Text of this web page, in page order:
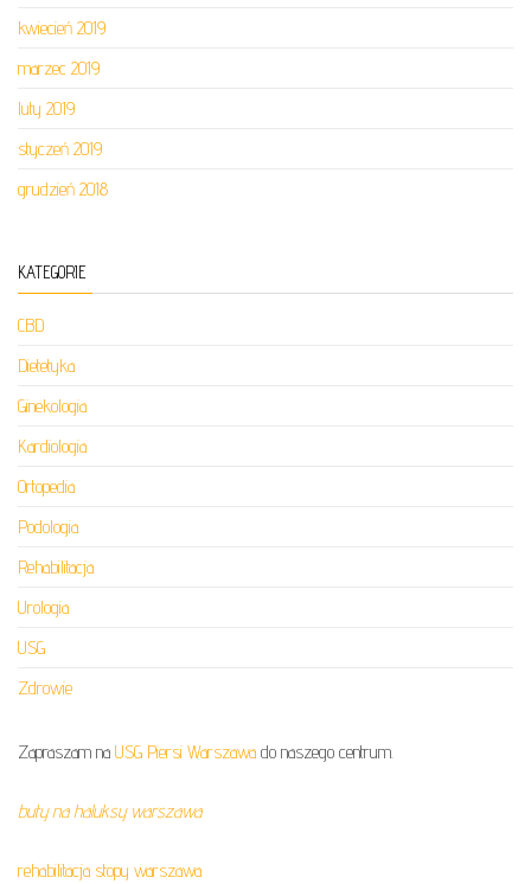
kwiecień 2019
marzec 2019
luty 2019
styczeń 2019
grudzień 2018
KATEGORIE
CBD
Dietetyka
Ginekologia
Kardiologia
Ortopedia
Podologia
Rehabilitacja
Urologia
USG
Zdrowie
Zapraszam na USG Piersi Warszawa do naszego centrum.
buty na haluksy warszawa
rehabilitacja stopy warszawa